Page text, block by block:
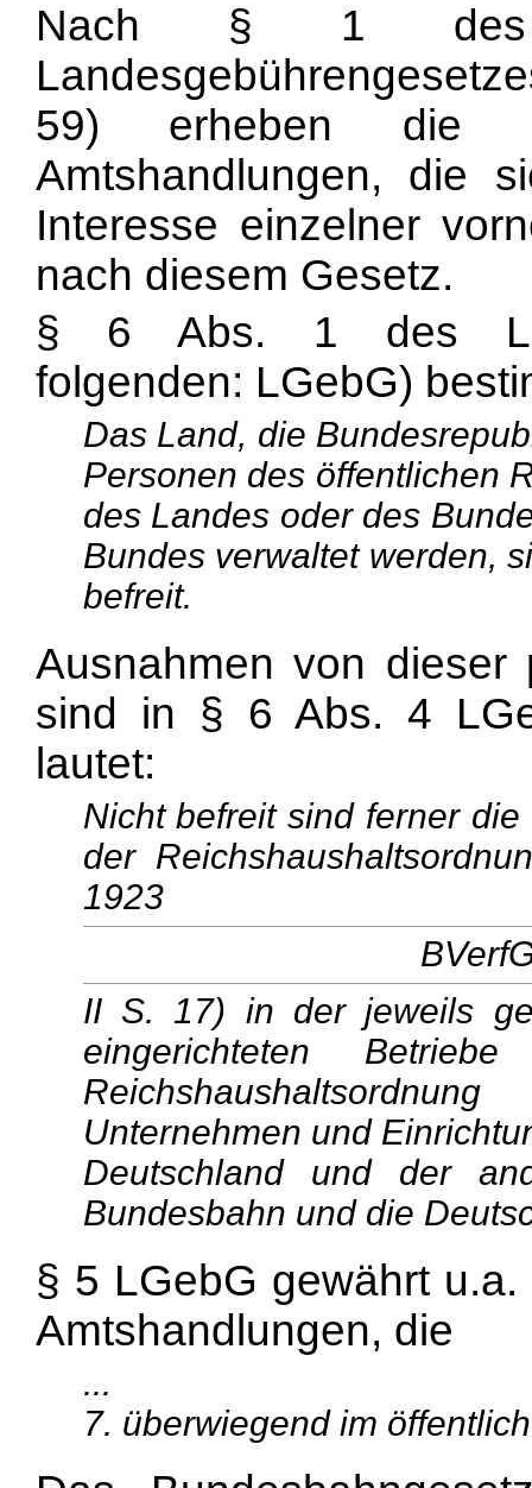
Nach § 1 des
59) erheben die
Amtshandlungen, die
Interesse einzelner
nach diesem Gesetz.
§ 6 Abs. 1 des
folgenden: LGebG)
Das Land, die
Personen des öffentlichen
des Landes oder des
Bundes verwaltet werden,
befreit.
Ausnahmen von dieser
sind in § 6 Abs. 4
lautet:
Nicht befreit sind ferner
der
1923
II S. 17) in der jeweils
eingerichteten
Unternehmen und
Deutschland und der
Bundesbahn und die
§ 5 LGebG gewährt
Amtshandlungen, die
...
7. überwiegend im